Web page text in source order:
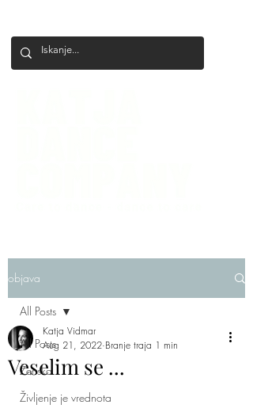
objava
All Posts
Ženska
Življenje je vrednota
All Posts
Veselim se ...
Katja Vidmar
Aug 21, 2022 Branje traja 1 min